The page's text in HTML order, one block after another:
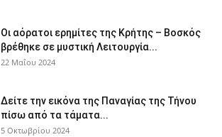
Οι αόρατοι ερημίτες της Κρήτης – Βοσκός
βρέθηκε σε μυστική Λειτουργία...
22 Μαΐου 2024
Δείτε την εικόνα της Παναγίας της Τήνου
πίσω από τα τάματα...
5 Οκτωβρίου 2024